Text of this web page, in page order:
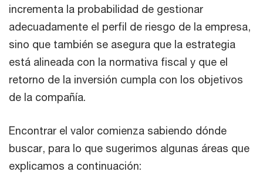
incrementa la probabilidad de gestionar
adecuadamente el perfil de riesgo de la empresa,
sino que también se asegura que la estrategia
está alineada con la normativa fiscal y que el
retorno de la inversión cumpla con los objetivos
de la compañía.
Encontrar el valor comienza sabiendo dónde
buscar, para lo que sugerimos algunas áreas que
explicamos a continuación: